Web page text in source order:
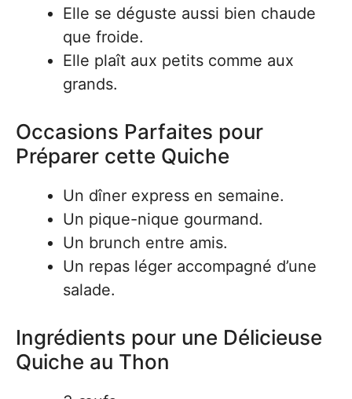
Elle se déguste aussi bien chaude
que froide.
Elle plaît aux petits comme aux
grands.
Occasions Parfaites pour
Préparer cette Quiche
Un dîner express en semaine.
Un pique-nique gourmand.
Un brunch entre amis.
Un repas léger accompagné d’une
salade.
Ingrédients pour une Délicieuse
Quiche au Thon